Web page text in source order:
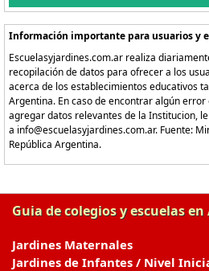
Información importante para usuarios y
Escuelasyjardines.com.ar realiza
recopilación de datos para ofrecer a los
acerca de los establecimientos educativos
Argentina. En caso de encontrar algún
agregar datos relevantes de la Institucion,
a info@escuelasyjardines.com.ar. Fuente:
República Argentina.
Guia de colegios y escuelas
Jardines Maternales
Jardines de Infantes / Nivel